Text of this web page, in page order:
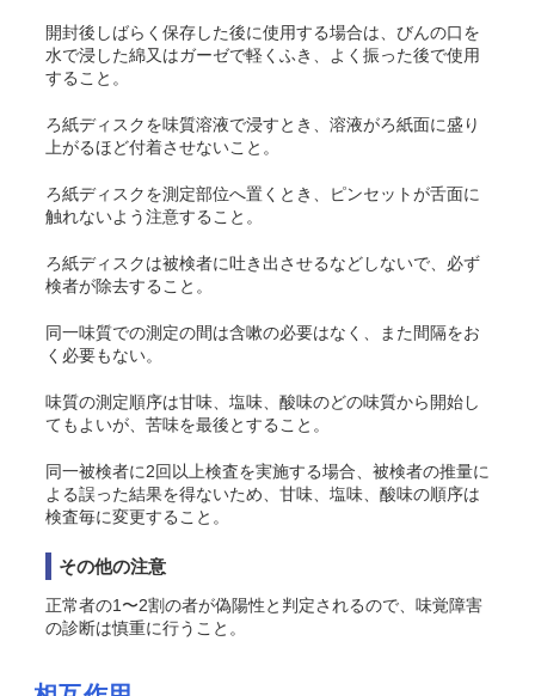
開封後しばらく保存した後に使用する場合は、びんの口を
水で浸した綿又はガーゼで軽くふき、よく振った後で使用
すること。
ろ紙ディスクを味質溶液で浸すとき、溶液がろ紙面に盛り
上がるほど付着させないこと。
ろ紙ディスクを測定部位へ置くとき、ピンセットが舌面に
触れないよう注意すること。
ろ紙ディスクは被検者に吐き出させるなどしないで、必ず
検者が除去すること。
同一味質での測定の間は含嗽の必要はなく、また間隔をお
く必要もない。
味質の測定順序は甘味、塩味、酸味のどの味質から開始し
てもよいが、苦味を最後とすること。
同一被検者に2回以上検査を実施する場合、被検者の推量に
よる誤った結果を得ないため、甘味、塩味、酸味の順序は
検査毎に変更すること。
その他の注意
正常者の1〜2割の者が偽陽性と判定されるので、味覚障害
の診断は慎重に行うこと。